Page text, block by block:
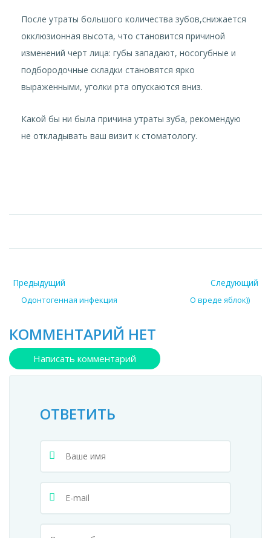
После утраты большого количества зубов,снижается
окклюзионная высота, что становится причиной
изменений черт лица: губы западают, носогубные и
подбородочные складки становятся ярко
выраженными, уголки рта опускаются вниз.
Какой бы ни была причина утраты зуба, рекомендую
не откладывать ваш визит к стоматологу.
Предыдущий
Одонтогенная инфекция
Следующий
О вреде яблок))
КОММЕНТАРИЙ НЕТ
Написать комментарий
ОТВЕТИТЬ